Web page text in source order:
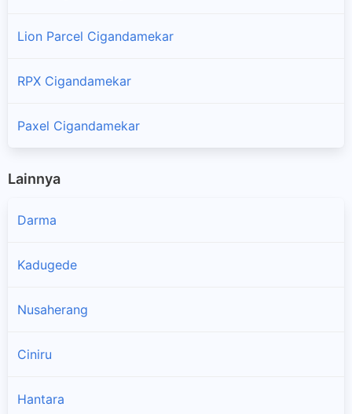
Lion Parcel Cigandamekar
RPX Cigandamekar
Paxel Cigandamekar
Lainnya
Darma
Kadugede
Nusaherang
Ciniru
Hantara